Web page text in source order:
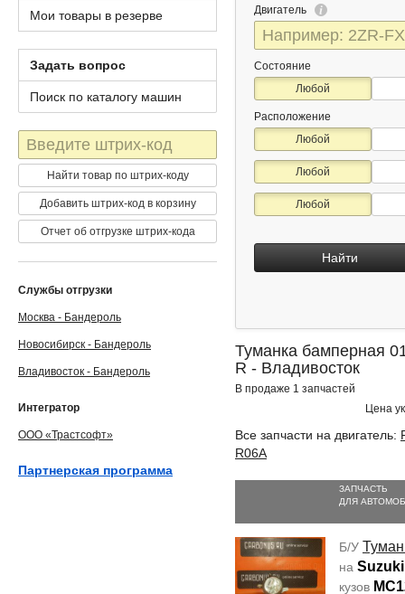
Двигатель
Состояние
Любой
Расположение
Любой
Любой
Любой
Найти
Туманка бамперная
R - Владивосток
В продаже 1 запчастей
Цена
Все запчасти на двигатель:
R06A
ЗАПЧАСТЬ
ДЛЯ
Б/У
на
кузов
Мои товары в резерве
Задать вопрос
Поиск по каталогу машин
Штрих-
код
Найти товар по штрих-коду
Добавить штрих-код в корзину
Отчет об отгрузке штрих-кода
Службы отгрузки
Москва - Бандероль
Новосибирск - Бандероль
Владивосток - Бандероль
Интегратор
ООО «Трастсофт»
Партнерская программа